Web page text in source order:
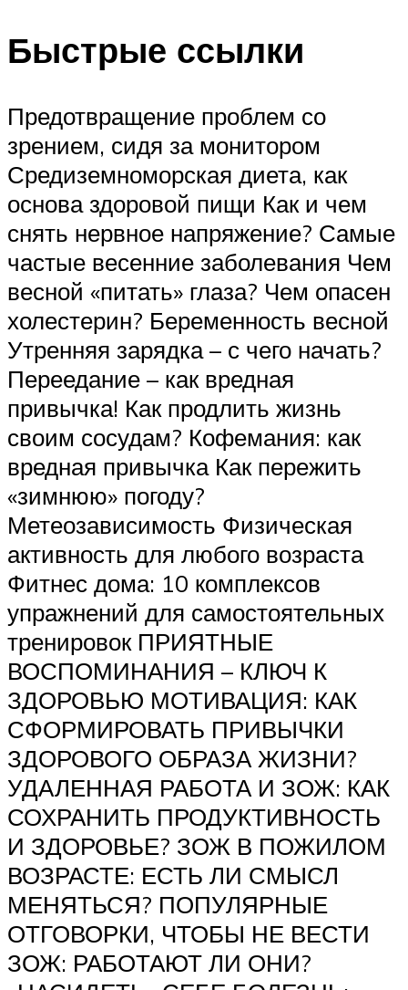
Быстрые ссылки
Предотвращение проблем со
зрением, сидя за монитором
Средиземноморская диета, как
основа здоровой пищи Как и чем
снять нервное напряжение? Самые
частые весенние заболевания Чем
весной «питать» глаза? Чем опасен
холестерин? Беременность весной
Утренняя зарядка – с чего начать?
Переедание – как вредная
привычка! Как продлить жизнь
своим сосудам? Кофемания: как
вредная привычка Как пережить
«зимнюю» погоду?
Метеозависимость Физическая
активность для любого возраста
Фитнес дома: 10 комплексов
упражнений для самостоятельных
тренировок ПРИЯТНЫЕ
ВОСПОМИНАНИЯ – КЛЮЧ К
ЗДОРОВЬЮ МОТИВАЦИЯ: КАК
СФОРМИРОВАТЬ ПРИВЫЧКИ
ЗДОРОВОГО ОБРАЗА ЖИЗНИ?
УДАЛЕННАЯ РАБОТА И ЗОЖ: КАК
СОХРАНИТЬ ПРОДУКТИВНОСТЬ
И ЗДОРОВЬЕ? ЗОЖ В ПОЖИЛОМ
ВОЗРАСТЕ: ЕСТЬ ЛИ СМЫСЛ
МЕНЯТЬСЯ? ПОПУЛЯРНЫЕ
ОТГОВОРКИ, ЧТОБЫ НЕ ВЕСТИ
ЗОЖ: РАБОТАЮТ ЛИ ОНИ?